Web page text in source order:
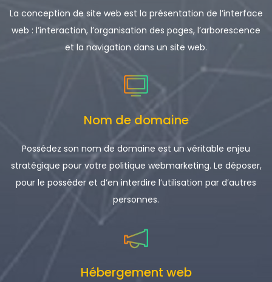
La conception de site web est la présentation de l’interface
web : l’interaction, l’organisation des pages, l’arborescence
et la navigation dans un site web.
Nom de domaine
Possédez son nom de domaine est un véritable enjeu
stratégique pour votre politique webmarketing. Le déposer,
pour le posséder et d’en interdire l’utilisation par d’autres
personnes.
Hébergement web